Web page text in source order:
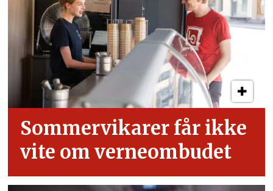
Sommervikarer får ikke
vite om verneombudet